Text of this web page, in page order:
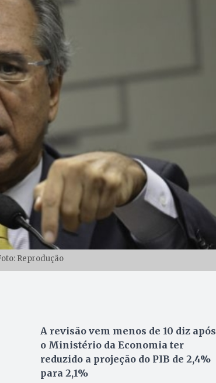
Reprodução
A revisão vem menos de 10 diz após
o Ministério da Economia ter
reduzido a projeção do PIB de 2,4%
para 2,1%